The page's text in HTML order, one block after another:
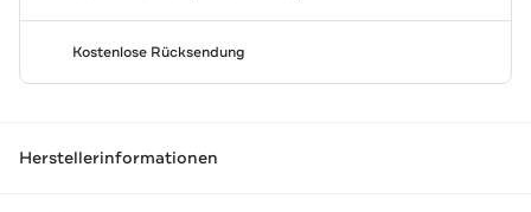
Kostenlose Rücksendung
Herstellerinformationen